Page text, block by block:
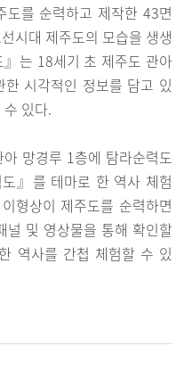
를 순력하고 제작한 43면
시대 제주도의 모습을 생생
는 18세기 초 제주도 관아
시각적인 정보를 담고 있
있다.
망경루 1층에 탐라순력도
』를 테마로 한 역사 체험
형상이 제주도를 순력하면
널 및 영상물을 통해 확인할
역사를 간첩 체험할 수 있